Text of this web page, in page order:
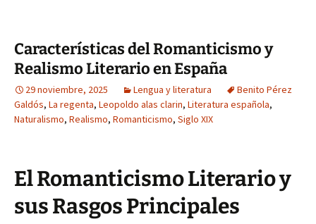
Características del Romanticismo y
Realismo Literario en España
29 noviembre, 2025 Lengua y literatura
Benito Pérez
Galdós, La regenta, Leopoldo alas clarin, Literatura española,
Naturalismo, Realismo, Romanticismo, Siglo XIX
El Romanticismo Literario y
sus Rasgos Principales